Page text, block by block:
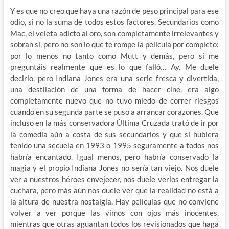
Y es que no creo que haya una razón de peso principal para ese
odio, si no la suma de todos estos factores. Secundarios como
Mac, el veleta adicto al oro, son completamente irrelevantes y
sobran sí, pero no son lo que te rompe la película por completo;
por lo menos no tanto como Mutt y demás, pero si me
preguntáis realmente que es lo que falló… Ay. Me duele
decirlo, pero Indiana Jones era una serie fresca y divertida,
una destilación de una forma de hacer cine, era algo
completamente nuevo que no tuvo miedo de correr riesgos
cuando en su segunda parte se puso a arrancar corazones. Que
incluso en la más conservadora Última Cruzada trató de ir por
la comedia aún a costa de sus secundarios y que si hubiera
tenido una secuela en 1993 o 1995 seguramente a todos nos
habría encantado. Igual menos, pero habría conservado la
magia y el propio Indiana Jones no sería tan viejo. Nos duele
ver a nuestros héroes envejecer, nos duele verlos entregar la
cuchara, pero más aún nos duele ver que la realidad no está a
la altura de nuestra nostalgia. Hay películas que no conviene
volver a ver porque las vimos con ojos más inocentes,
mientras que otras aguantan todos los revisionados que haga